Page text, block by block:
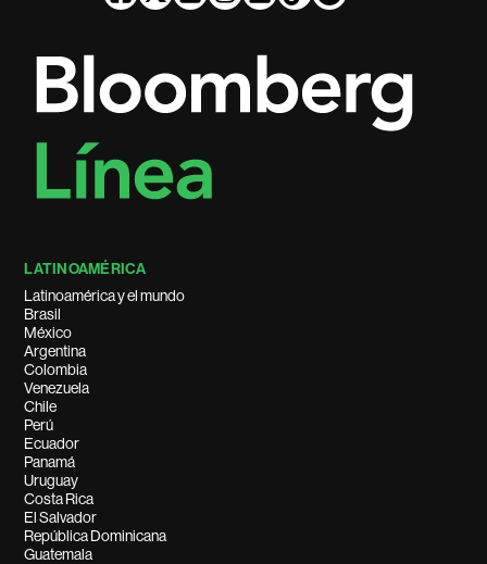
LATINOAMÉRICA
Latinoamérica y el mundo
Brasil
México
Argentina
Colombia
Venezuela
Chile
Perú
Ecuador
Panamá
Uruguay
Costa Rica
El Salvador
República Dominicana
Guatemala